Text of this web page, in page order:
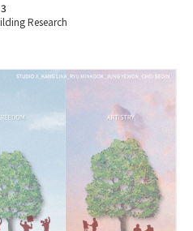
Research